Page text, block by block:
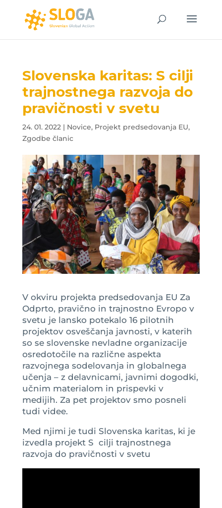
Slovenska karitas: S cilji
trajnostnega razvoja do
pravičnosti v svetu
24. 01. 2022| Novice, Projekt predsedovanja EU,
Zgodbe članic
V okviru projekta predsedovanja EU Za
Odprto, pravično in trajnostno Evropo v
svetu je lansko potekalo 16 pilotnih
projektov osveščanja javnosti, v katerih
so se slovenske nevladne organizacije
osredotočile na različne aspekta
razvojnega sodelovanja in globalnega
učenja – z delavnicami, javnimi dogodki,
učnim materialom in prispevki v
medijih. Za pet projektov smo posneli
tudi videe.
Med njimi je tudi Slovenska karitas, ki je
izvedla projekt S cilji trajnostnega
razvoja do pravičnosti v svetu